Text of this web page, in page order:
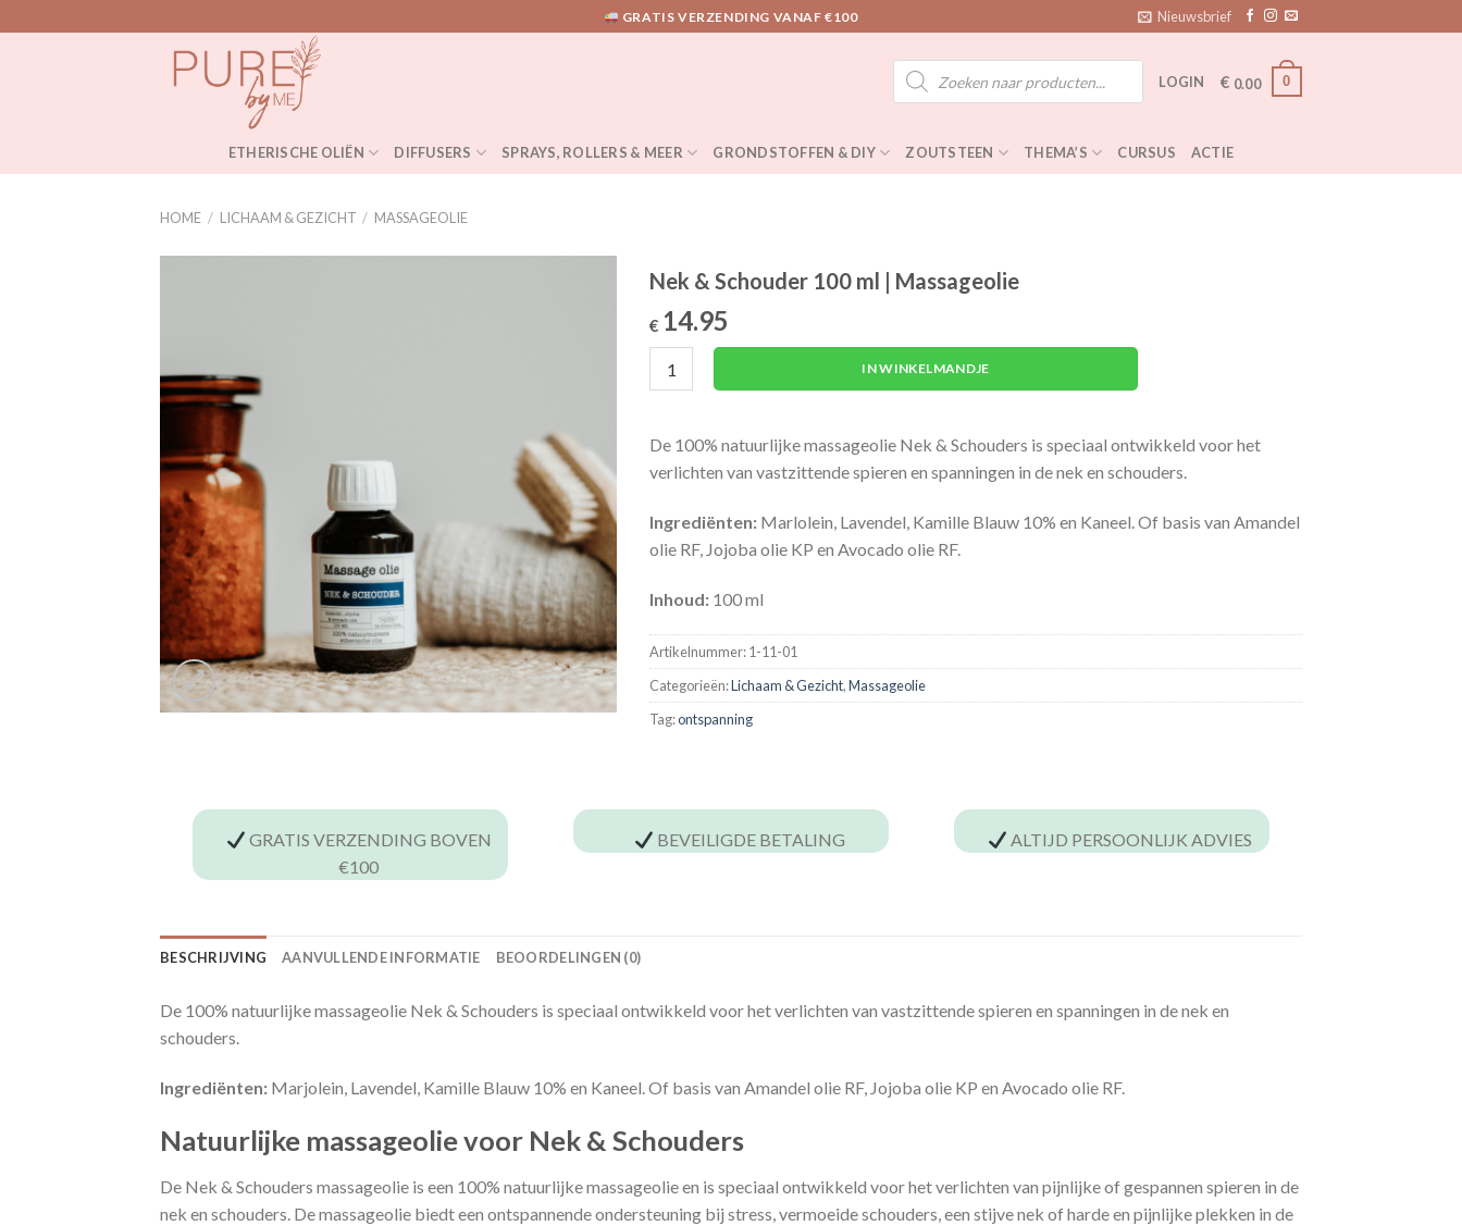
to
GRATIS VERZENDING VANAF €100 Nieuwsbrief
Producten
zoeken
LOGIN € 0.00 0
ETHERISCHE OLIËN DIFFUSERS SPRAYS, ROLLERS & MEER GRONDSTOFFEN & DIY ZOUTSTEEN THEMA’S CURSUS ACTIE
HOME / LICHAAM & GEZICHT / MASSAGEOLIE
Nek & Schouder 100 ml | Massageolie
€ 14.95
IN WINKELMANDJE
De 100% natuurlijke massageolie Nek & Schouders is speciaal ontwikkeld voor het
verlichten van vastzittende spieren en spanningen in de nek en schouders.
Ingrediënten: Marlolein, Lavendel, Kamille Blauw 10% en Kaneel. Of basis van Amandel
olie RF, Jojoba olie KP en Avocado olie RF.
Inhoud: 100 ml
Artikelnummer:1-11-01
Categorieën:Lichaam & Gezicht,Massageolie
Tag:ontspanning
GRATIS VERZENDING BOVEN
€100
BEVEILIGDE BETALING ALTIJD PERSOONLIJK ADVIES
BESCHRIJVING AANVULLENDE INFORMATIE BEOORDELINGEN (0)
De 100% natuurlijke massageolie Nek & Schouders is speciaal ontwikkeld voor het verlichten van vastzittende spieren en spanningen in de nek en
schouders.
Ingrediënten: Marjolein, Lavendel, Kamille Blauw 10% en Kaneel. Of basis van Amandel olie RF, Jojoba olie KP en Avocado olie RF.
Natuurlijke massageolie voor Nek & Schouders
De Nek & Schouders massageolie is een 100% natuurlijke massageolie en is speciaal ontwikkeld voor het verlichten van pijnlijke of gespannen spieren in de
nek en schouders. De massageolie biedt een ontspannende ondersteuning bij stress, vermoeide schouders, een stijve nek of harde en pijnlijke plekken in de